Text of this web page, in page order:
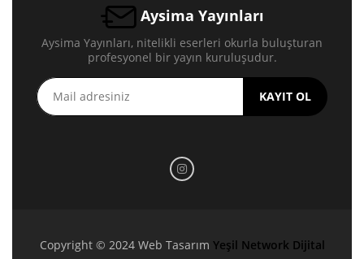
Aysima Yayınları
Aysima Yayınları, nitelikli eserleri okurla buluşturan
profesyonel bir yayın kuruluşudur.
KAYIT OL
Copyright © 2024 Web Tasarım Yeşil Network Dijital